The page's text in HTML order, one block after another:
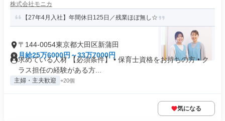
株式会社モニカ
【27年4月入社】年間休日125日／残業ほぼ無し☆
〒144-0054東京都大田区新蒲田
月給25万6000円～33万7000円
求めている人材 【必須条件】 • 保育士資格をお持ちの方 • ク
ラス担任の経験がある方...
主婦・主夫歓迎 +20個
気になる